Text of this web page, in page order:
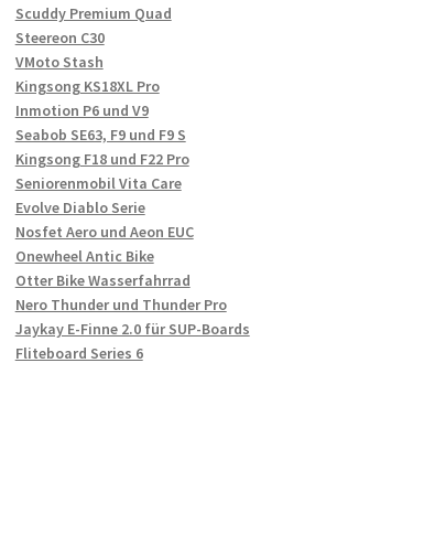
Scuddy Premium Quad
Steereon C30
VMoto Stash
Kingsong KS18XL Pro
Inmotion P6 und V9
Seabob SE63, F9 und F9 S
Kingsong F18 und F22 Pro
Seniorenmobil Vita Care
Evolve Diablo Serie
Nosfet Aero und Aeon EUC
Onewheel Antic Bike
Otter Bike Wasserfahrrad
Nero Thunder und Thunder Pro
Jaykay E-Finne 2.0 für SUP-Boards
Fliteboard Series 6